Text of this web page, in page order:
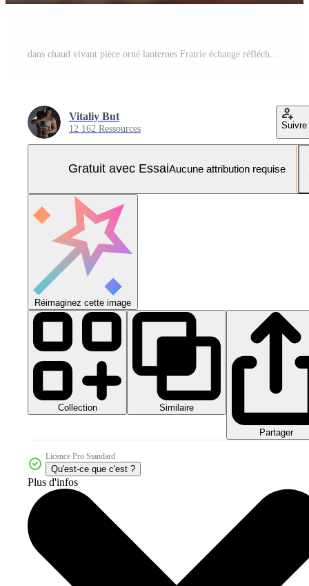
Vitaliy But
12 162 Ressources Suivre
Gratuit avec EssaiAucune attribution requise
Réimaginez cette image
Collection Similaire
Partager
Licence Pro Standard
Qu'est-ce que c'est ?
Plus d'infos